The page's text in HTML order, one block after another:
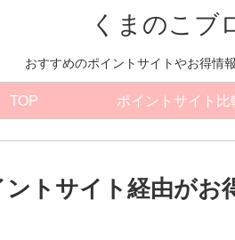
くまのこブ
おすすめのポイントサイトやお得情
TOP ポイントサイト比
トサイト経由がお